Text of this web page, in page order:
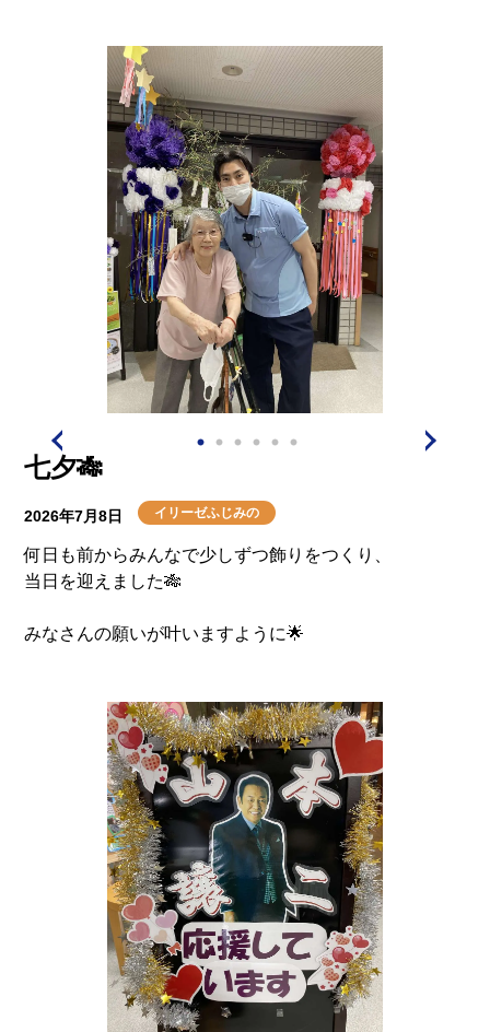
七夕🎋
2026年7月8日 イリーゼふじみの
何日も前からみんなで少しずつ飾りをつくり、
当日を迎えました🎋
みなさんの願いが叶いますように🌟